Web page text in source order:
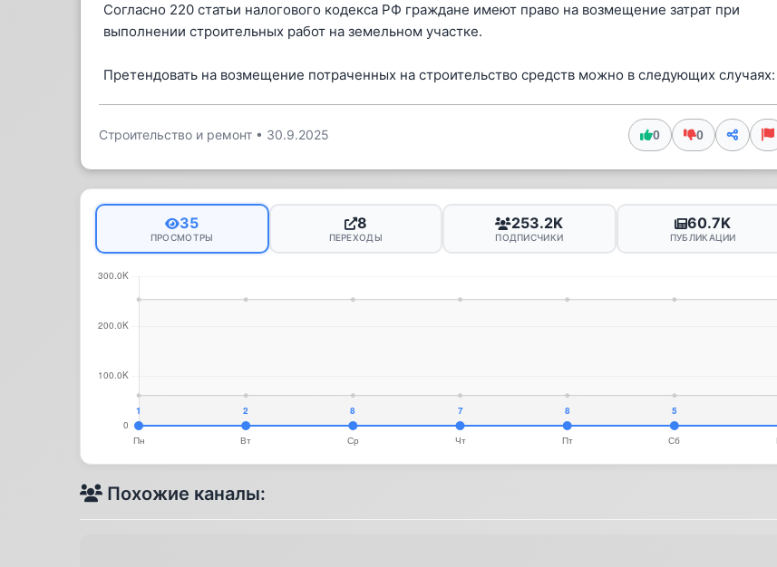
Согласно 220 статьи налогового кодекса РФ граждане имеют право на возмещение затрат при
выполнении строительных работ на земельном участке.
Претендовать на возмещение потраченных на строительство средств можно в следующих случаях:
Строительство и ремонт • 30.9.2025 0 0
35
ПРОСМОТРЫ
8
ПЕРЕХОДЫ
253.2K
ПОДПИСЧИКИ
60.7K
ПУБЛИКАЦИИ
Похожие каналы: